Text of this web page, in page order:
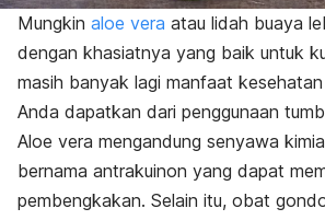
Mungkin aloe vera atau lidah buaya
dengan khasiatnya yang baik untuk
masih banyak lagi manfaat
Anda dapatkan dari penggunaan
Aloe vera mengandung senyawa
bernama antrakuinon yang dapat
pembengkakan. Selain itu, obat